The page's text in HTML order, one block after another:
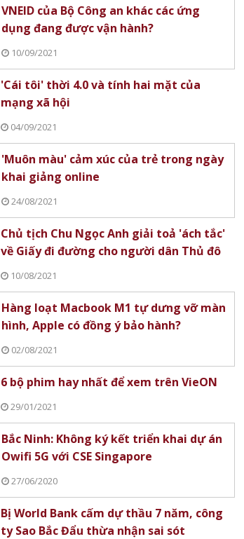
VNEID của Bộ Công an khác các ứng
dụng đang được vận hành?
10/09/2021
'Cái tôi' thời 4.0 và tính hai mặt của
mạng xã hội
04/09/2021
'Muôn màu' cảm xúc của trẻ trong ngày
khai giảng online
24/08/2021
Chủ tịch Chu Ngọc Anh giải toả 'ách tắc'
về Giấy đi đường cho người dân Thủ đô
10/08/2021
Hàng loạt Macbook M1 tự dưng vỡ màn
hình, Apple có đồng ý bảo hành?
02/08/2021
6 bộ phim hay nhất để xem trên VieON
29/01/2021
Bắc Ninh: Không ký kết triển khai dự án
Owifi 5G với CSE Singapore
27/06/2020
Bị World Bank cấm dự thầu 7 năm, công
ty Sao Bắc Đẩu thừa nhận sai sót